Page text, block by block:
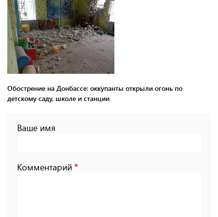
Обострение на Донбассе: оккупанты открыли огонь по
детскому саду, школе и станции
Ваше имя
Комментарий